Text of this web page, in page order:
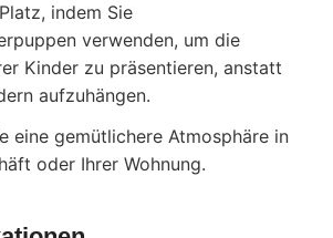
indem Sie
verwenden, um die
Kinder zu präsentieren, anstatt
aufzuhängen.
eine gemütlichere Atmosphäre in
oder Ihrer Wohnung.